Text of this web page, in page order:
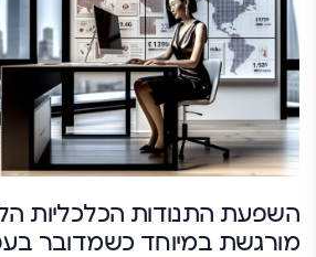
השפעת התנודות הכלכליות
מורגשת במיוחד כשמדובר